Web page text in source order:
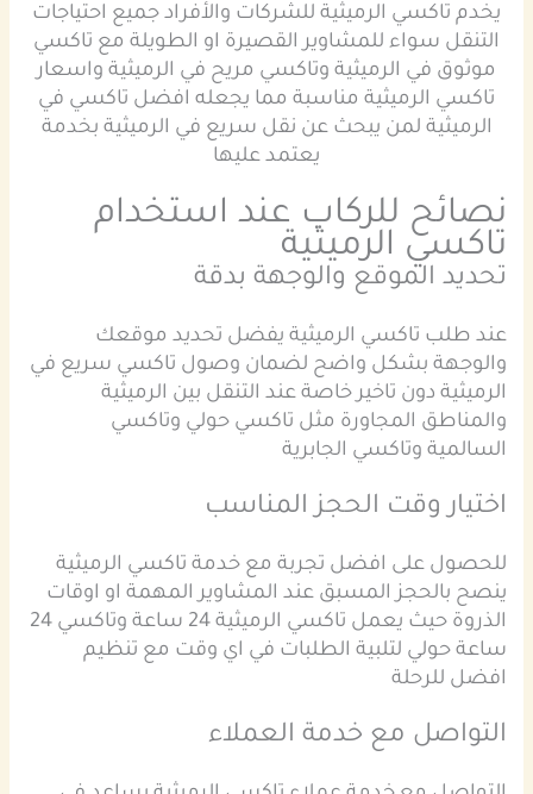
يخدم تاكسي الرميثية للشركات والأفراد جميع احتياجات
التنقل سواء للمشاوير القصيرة او الطويلة مع تاكسي
موثوق في الرميثية وتاكسي مريح في الرميثية واسعار
تاكسي الرميثية مناسبة مما يجعله افضل تاكسي في
الرميثية لمن يبحث عن نقل سريع في الرميثية بخدمة
يعتمد عليها
نصائح للركاب عند استخدام
تاكسي الرميثية
تحديد الموقع والوجهة بدقة
عند طلب تاكسي الرميثية يفضل تحديد موقعك
والوجهة بشكل واضح لضمان وصول تاكسي سريع في
الرميثية دون تاخير خاصة عند التنقل بين الرميثية
والمناطق المجاورة مثل تاكسي حولي وتاكسي
السالمية وتاكسي الجابرية
اختيار وقت الحجز المناسب
للحصول على افضل تجربة مع خدمة تاكسي الرميثية
ينصح بالحجز المسبق عند المشاوير المهمة او اوقات
الذروة حيث يعمل تاكسي الرميثية 24 ساعة وتاكسي 24
ساعة حولي لتلبية الطلبات في اي وقت مع تنظيم
افضل للرحلة
التواصل مع خدمة العملاء